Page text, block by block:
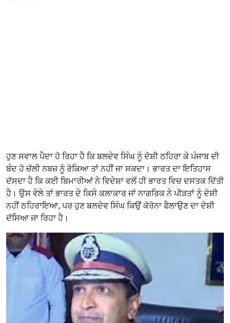
ਹੁਣ ਸਵਾਲ ਪੈਦਾ ਹੋ ਰਿਹਾ ਹੈ ਕਿ ਬਲਦੇਵ ਸਿੰਘ ਨੂੰ ਦੋਸ਼ੀ ਠਹਿਰਾ ਕੇ ਪੰਜਾਬ ਦੀ
ਬੰਦ ਹੋ ਚੱਲੀ ਨਬਜ਼ ਨੂੰ ਰੋਕਿਆ ਤਾਂ ਨਹੀਂ ਜਾ ਸਕਦਾ। ਭਾਰਤ ਦਾ ਇਤਿਹਾਸ
ਦੱਸਦਾ ਹੈ ਕਿ ਕਈ ਬਿਮਾਰੀਆਂ ਨੇ ਵਿਦੇਸ਼ਾ ਵਲੋਂ ਹੀ ਭਾਰਤ ਵਿਚ ਦਸਤਕ ਦਿੱਤੀ
ਹੈ। ਉਸ ਵੇਲੇ ਤਾਂ ਭਾਰਤ ਦੇ ਕਿਸੇ ਕਲਾਕਾਰ ਜਾਂ ਨਾਗਰਿਕ ਨੇ ਪੀੜਤਾਂ ਨੂੰ ਦੋਸ਼ੀ
ਨਹੀਂ ਠਹਿਰਾਇਆ, ਪਰ ਹੁਣ ਬਲਦੇਵ ਸਿੰਘ ਕਿਉਂ ਕੋਰੋਨਾ ਫੈਲਾਉਣ ਦਾ ਦੋਸ਼ੀ
ਦੱਸਿਆ ਜਾ ਰਿਹਾ ਹੈ।